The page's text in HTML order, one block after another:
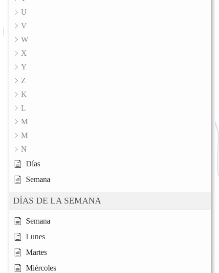
U
V
W
X
Y
Z
K
L
M
M
N
Días
Semana
DÍAS DE LA SEMANA
Semana
Lunes
Martes
Miércoles